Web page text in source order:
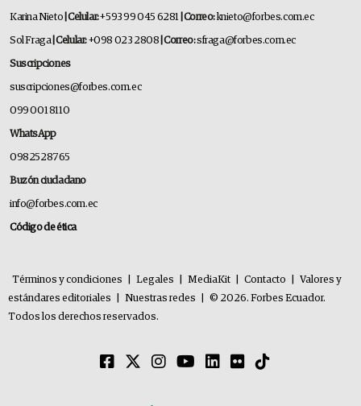
Karina Nieto | Celular:+593 99 045 6281 | Correo:knieto@forbes.com.ec
Sol Fraga| Celular:+098 023 2808 | Correo:sfraga@forbes.com.ec
Suscripciones
suscripciones@forbes.com.ec
099 001 8110
WhatsApp
0982528765
Buzón ciudadano
info@forbes.com.ec
Código de ética
Términos y condiciones Legales MediaKit Contacto
Valores y
estándares editoriales
Nuestras redes
© 2026. Forbes Ecuador.
Todos los derechos reservados.